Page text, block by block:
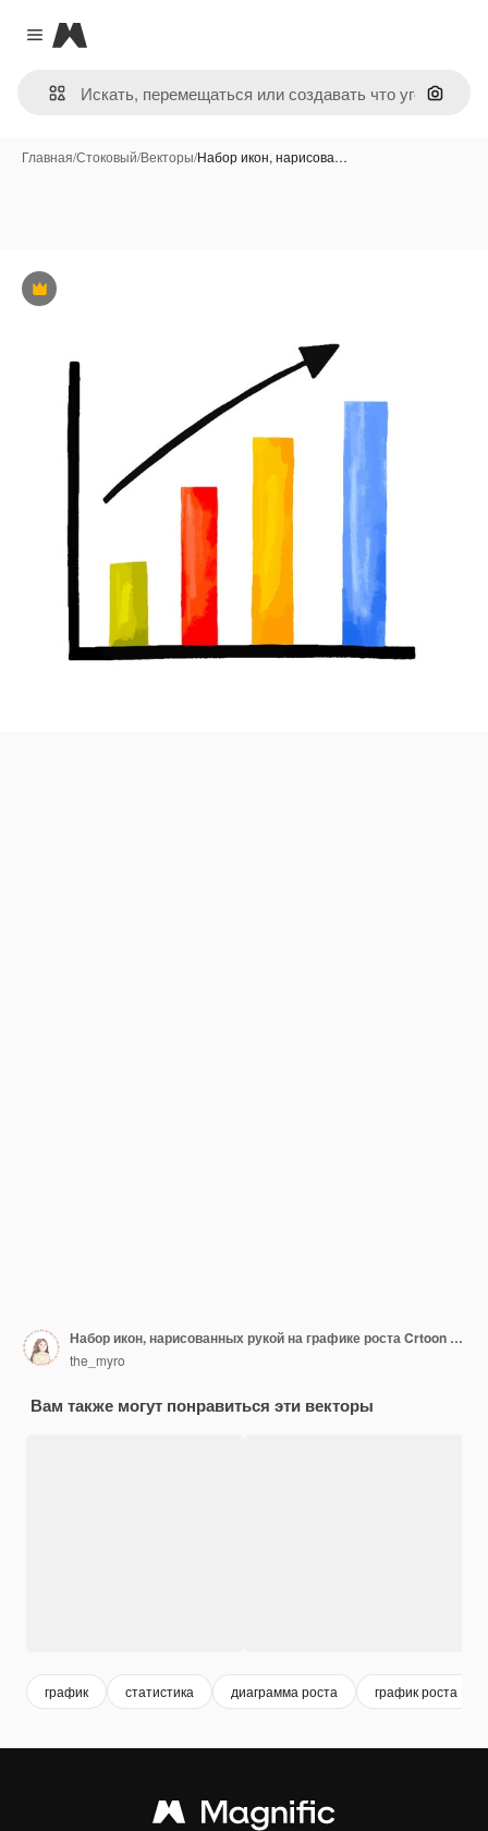
Close menu
Magnific
Поиск
Главная/Стоковый/Векторы/Набор икон, нарисова…
Премиум
Набор икон, нарисованных рукой на графике роста Crtoon Бизнес-диаграмма Fin
the_myro
Вам также могут понравиться эти векторы
график статистика диаграмма роста график роста